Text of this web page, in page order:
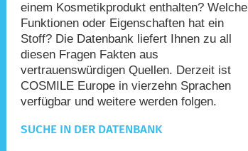
einem Kosmetikprodukt enthalten? Welche
Funktionen oder Eigenschaften hat ein
Stoff? Die Datenbank liefert Ihnen zu all
diesen Fragen Fakten aus
vertrauenswürdigen Quellen. Derzeit ist
COSMILE Europe in vierzehn Sprachen
verfügbar und weitere werden folgen.
SUCHE IN DER DATENBANK